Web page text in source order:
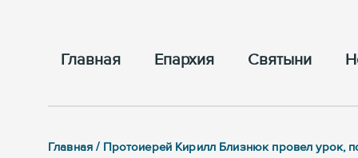
Главная Епархия Cвятыни
Главная / Протоиерей Кирилл Близнюк провел урок,